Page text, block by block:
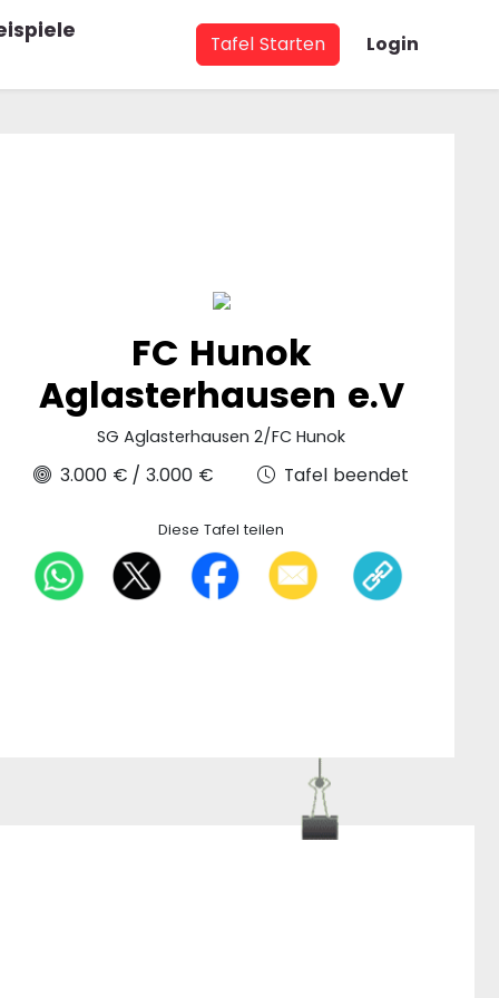
Tafel Starten Login
FC Hunok
Aglasterhausen e.V
SG Aglasterhausen 2/FC Hunok
3.000 € / 3.000 € Tafel beendet
Diese Tafel teilen